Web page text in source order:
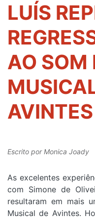
LUÍS
AO SOM
AVINTES
Escrito porMonica Joady
As excelentes
com Simone de
resultaram em mais
Musical de Avintes.